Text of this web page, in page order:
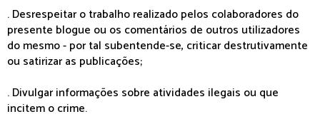
. Desrespeitar o trabalho realizado pelos colaboradores do
presente blogue ou os comentários de outros utilizadores
do mesmo - por tal subentende-se, criticar destrutivamente
ou satirizar as publicações;
. Divulgar informações sobre atividades ilegais ou que
incitem o crime.